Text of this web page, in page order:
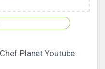
Planet Youtube